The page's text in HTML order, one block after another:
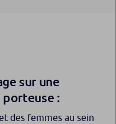
sur une
:
des femmes au sein